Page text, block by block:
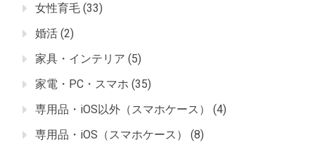
女性育毛 (33)
婚活 (2)
家具・インテリア (5)
家電・PC・スマホ (35)
専用品・iOS以外（スマホケース）
(4)
専用品・iOS（スマホケース）
(8)